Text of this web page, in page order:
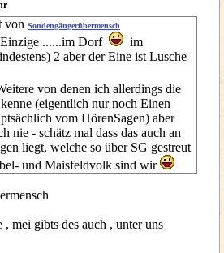
von Sondengängerübermensch
......im Dorf
im
2 aber der Eine ist Lusche
von denen ich allerdings die
(eigentlich nur noch Einen
vom HörenSagen) aber
nie - schätz mal dass das auch an
liegt, welche so über SG gestreut
und Maisfeldvolk sind wir
mei gibts des auch , unter uns